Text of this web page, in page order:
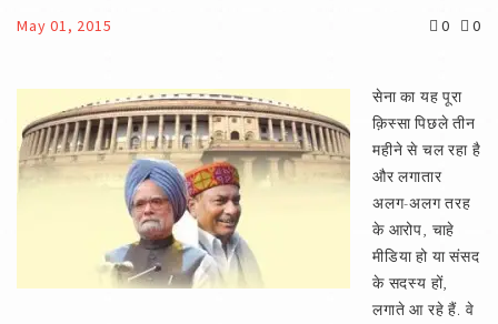
May 01, 2015 0 0
सेना का यह पूरा
क़िस्सा पिछले तीन
महीने से चल रहा है
और लगातार
अलग-अलग तरह
के आरोप, चाहे
मीडिया हो या संसद
के सदस्य हों,
लगाते आ रहे हैं. वे